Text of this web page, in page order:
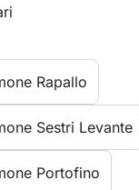
Rapallo
Sestri Levante
Portofino